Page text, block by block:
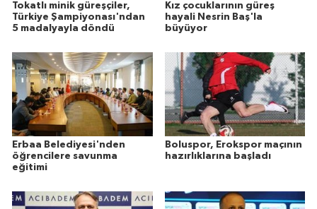
Tokatlı minik güreşçiler,
Türkiye Şampiyonası'ndan
5 madalyayla döndü
Kız çocuklarının güreş
hayali Nesrin Baş'la
büyüyor
Erbaa Belediyesi'nden
öğrencilere savunma
eğitimi
Boluspor, Erokspor maçının
hazırlıklarına başladı